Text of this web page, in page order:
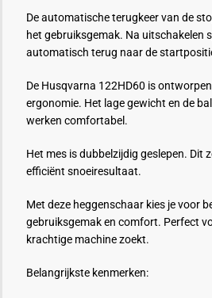
De automatische terugkeer van de
het gebruiksgemak. Na uitschakelen
automatisch terug naar de
De Husqvarna 122HD60 is
ergonomie. Het lage gewicht en de
werken comfortabel.
Het mes is dubbelzijdig geslepen. Dit
efficiënt snoeiresultaat.
Met deze heggenschaar kies je voor
gebruiksgemak en comfort. Perfect
krachtige machine zoekt.
Belangrijkste kenmerken: